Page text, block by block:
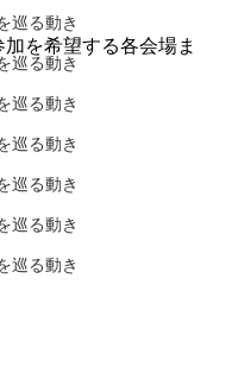
巡る動き
巡る動き
巡る動き
巡る動き
巡る動き
巡る動き
巡る動き
を希望する各会場ま